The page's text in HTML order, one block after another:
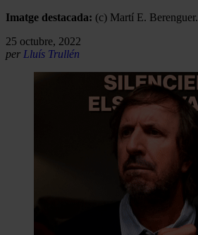
Imatge destacada: (c) Martí E. Berenguer.
25 octubre, 2022
per Lluís Trullén